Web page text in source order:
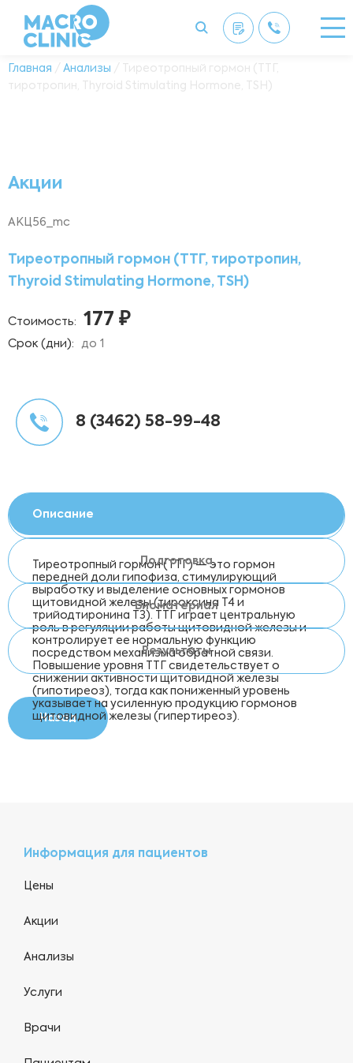
Главная / Анализы / Тиреотропный гормон (ТТГ,
тиротропин, Thyroid Stimulating Hormone, TSH)
Акции
АКЦ56_mc
Тиреотропный гормон (ТТГ, тиротропин,
Thyroid Stimulating Hormone, TSH)
Стоимость: 177 ₽
Срок (дни): до 1
8 (3462) 58-99-48
Описание
Тиреотропный гормон (ТТГ) — это гормон
передней доли гипофиза, стимулирующий
выработку и выделение основных гормонов
щитовидной железы (тироксина Т4 и
трийодтиронина Т3). ТТГ играет центральную
роль в регуляции работы щитовидной железы и
контролирует ее нормальную функцию
посредством механизма обратной связи.
Повышение уровня ТТГ свидетельствует о
снижении активности щитовидной железы
(гипотиреоз), тогда как пониженный уровень
указывает на усиленную продукцию гормонов
щитовидной железы (гипертиреоз).
Подготовка
Биоматериал
Результаты
Назад
Информация для пациентов
Цены
Акции
Анализы
Услуги
Врачи